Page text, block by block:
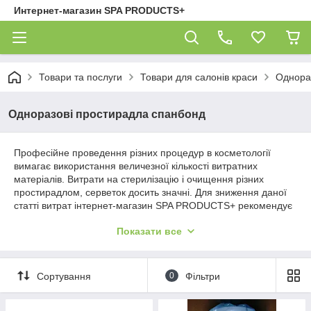
Интернет-магазин SPA PRODUCTS+
Товари та послуги Товари для салонів краси
Одноразові простирадла спанбонд
Професійне проведення різних процедур в косметології
вимагає використання величезної кількості витратних
матеріалів. Витрати на стерилізацію і очищення різних
простирадлом, серветок досить значні. Для зниження даної
статті витрат інтернет-магазин SPA PRODUCTS+ рекомендує
каталозі ви зможете придбати міцні і надійні простирадла в
високу гігієнічність процедур.
Поліпропіленові одноразові
Показати все
Сортування 0 Фільтри